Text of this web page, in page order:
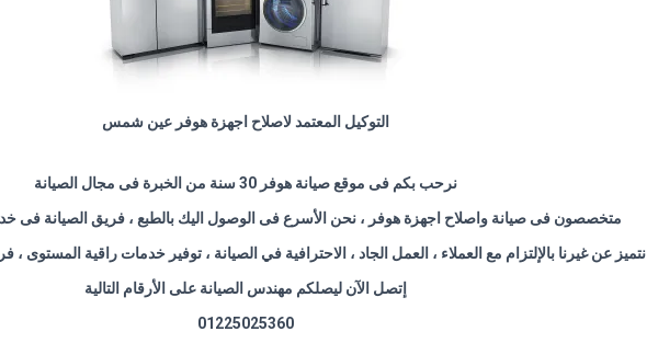
التوكيل المعتمد لاصلاح اجهزة هوفر عين شمس
نرحب بكم فى موقع صيانة هوفر 30 سنة من الخبرة فى مجال الصيانة
متخصصون فى صيانة واصلاح اجهزة هوفر ، نحن الأسرع فى الوصول اليك بالطبع ، فريق الصيانة فى
نتميز عن غيرنا بالإلتزام مع العملاء ، العمل الجاد ، الاحترافية في الصيانة ، توفير خدمات راقية المستوى
إتصل الآن ليصلكم مهندس الصيانة على الأرقام التالية
01225025360